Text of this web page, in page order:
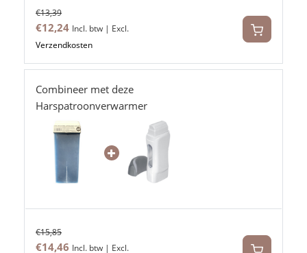
€13,39
€12,24 Incl. btw | Excl.
Verzendkosten
Combineer met deze
Harspatroonverwarmer
€15,85
€14,46 Incl. btw | Excl.